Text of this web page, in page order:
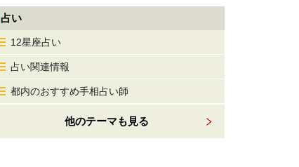
占い
12星座占い
占い関連情報
都内のおすすめ手相占い師
他のテーマも見る